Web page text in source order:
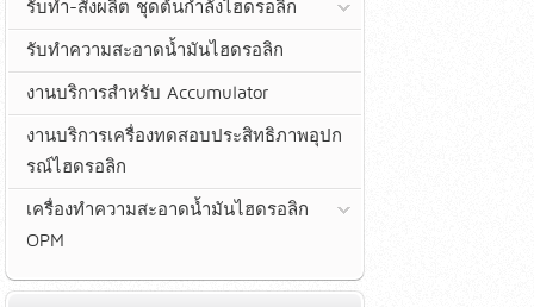
รับทำ-สั่งผลิต ชุดต้นกำลังไฮดรอลิก
รับทำความสะอาดน้ำมันไฮดรอลิก
งานบริการสำหรับ Accumulator
งานบริการเครื่องทดสอบประสิทธิภาพอุปก
รณ์ไฮดรอลิก
เครื่องทำความสะอาดน้ำมันไฮดรอลิก
OPM